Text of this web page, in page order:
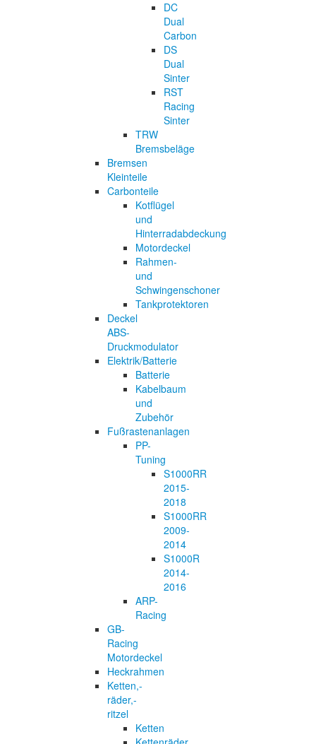
DC
Dual
Carbon
DS
Dual
Sinter
RST
Racing
Sinter
TRW
Bremsbeläge
Bremsen
Kleinteile
Carbonteile
Kotflügel
und
Hinterradabdeckung
Motordeckel
Rahmen-
und
Schwingenschoner
Tankprotektoren
Deckel
ABS-
Druckmodulator
Elektrik/Batterie
Batterie
Kabelbaum
und
Zubehör
Fußrastenanlagen
PP-
Tuning
S1000RR
2015-
2018
S1000RR
2009-
2014
S1000R
2014-
2016
ARP-
Racing
GB-
Racing
Motordeckel
Heckrahmen
Ketten,-
räder,-
ritzel
Ketten